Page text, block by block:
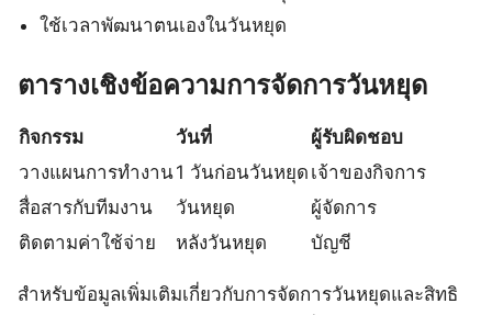
ใช้เวลาพัฒนาตนเองในวันหยุด
ตารางเชิงข้อความการจัดการวันหยุด
กิจกรรม วันที่
ผู้รับผิดชอบ
วางแผนการทำงาน1 วันก่อนวันหยุด เจ้าของกิจการ
สื่อสารกับทีมงาน
วันหยุด
ผู้จัดการ
ติดตามค่าใช้จ่าย
หลังวันหยุด บัญชี
สำหรับข้อมูลเพิ่มเติมเกี่ยวกับการจัดการวันหยุดและสิทธิ